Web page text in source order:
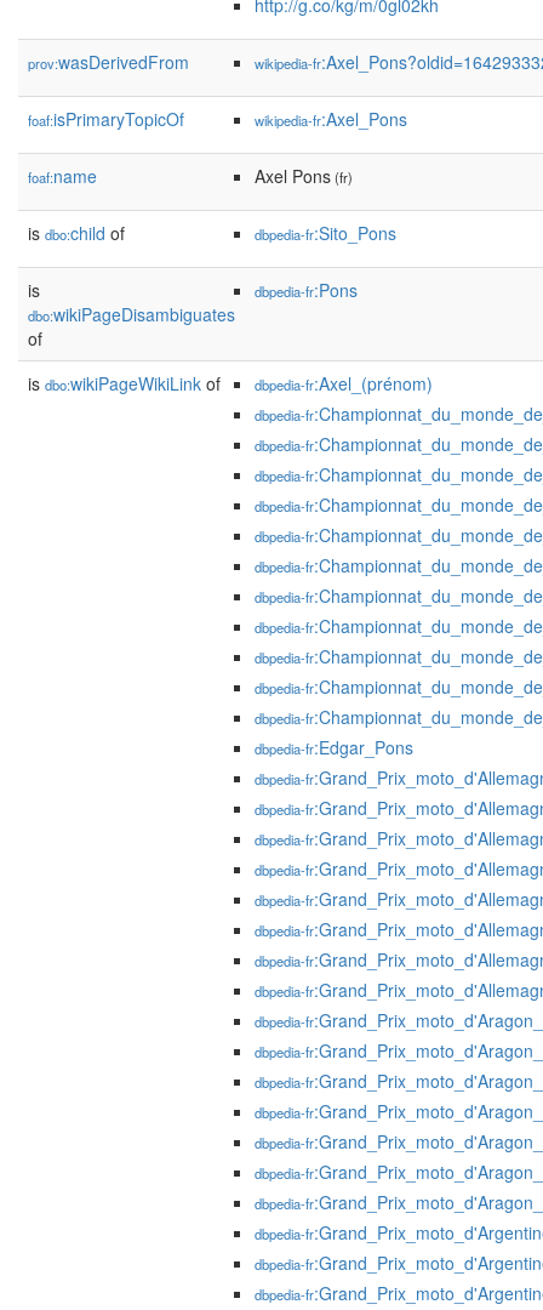
http://g.co/kg/m/0gl02kh
prov:wasDerivedFrom wikipedia-fr
foaf:isPrimaryTopicOf wikipedia-fr:Axel_Pons
foaf:name Axel Pons(fr)
is dbo:child of dbpedia-fr:Sito_Pons
is
dbo:wikiPageDisambiguates
of
dbpedia-fr:Pons
is dbo:wikiPageWikiLink of dbpedia-fr:Axel_(prénom)
dbpedia-fr
dbpedia-fr
dbpedia-fr
dbpedia-fr
dbpedia-fr
dbpedia-fr
dbpedia-fr
dbpedia-fr
dbpedia-fr
dbpedia-fr
dbpedia-fr
dbpedia-fr:Edgar_Pons
dbpedia-fr
dbpedia-fr
dbpedia-fr
dbpedia-fr
dbpedia-fr
dbpedia-fr
dbpedia-fr
dbpedia-fr
dbpedia-fr
dbpedia-fr
dbpedia-fr
dbpedia-fr
dbpedia-fr
dbpedia-fr
dbpedia-fr
dbpedia-fr
dbpedia-fr
dbpedia-fr